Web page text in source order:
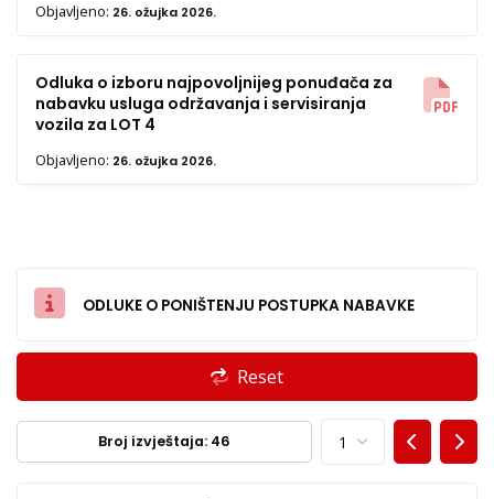
Objavljeno: 26. ožujka 2026.
Odluka o izboru najpovoljnijeg ponuđača za
nabavku usluga održavanja i servisiranja
vozila za LOT 4
Objavljeno: 26. ožujka 2026.
ODLUKE O PONIŠTENJU POSTUPKA NABAVKE
Reset
Broj izvještaja: 46